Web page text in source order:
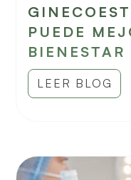
PUEDE
LEER BLOG